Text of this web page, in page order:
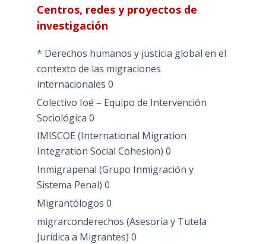
Centros, redes y proyectos de
investigación
* Derechos humanos y justicia global en el
contexto de las migraciones
internacionales 0
Colectivo Ioé – Equipo de Intervención
Sociológica 0
IMISCOE (International Migration
Integration Social Cohesion) 0
Inmigrapenal (Grupo Inmigración y
Sistema Penal) 0
Migrantólogos 0
migrarconderechos (Asesoria y Tutela
Jurídica a Migrantes) 0